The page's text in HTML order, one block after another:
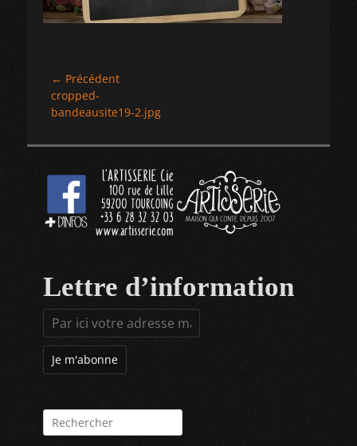
Navigation
de
l’article
← Précédent
Article
précédent :
cropped-
bandeausite19-2.jpg
Lettre d’information
Rechercher :